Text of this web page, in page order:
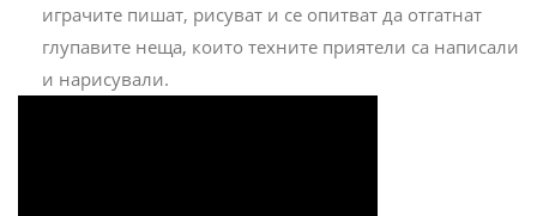
играчите пишат, рисуват и се опитват да отгатнат
глупавите неща, които техните приятели са написали
и нарисували.